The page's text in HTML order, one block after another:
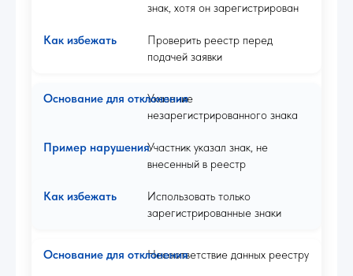
знак, хотя он зарегистрирован
Проверить реестр перед
подачей заявки
Указание
незарегистрированного знака
Участник указал знак, не
внесенный в реестр
Использовать только
зарегистрированные знаки
Несоответствие данных реестру